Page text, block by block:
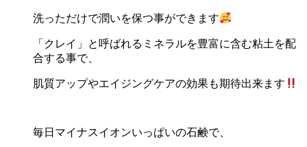
洗っただけで潤いを保つ事ができます
「クレイ」と呼ばれるミネラルを豊富に含む粘土を配
合する事で、
肌質アップやエイジングケアの効果も期待出来ます
毎日マイナスイオンいっぱいの石鹸で、